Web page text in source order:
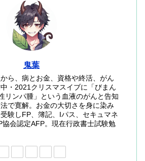
鬼葉
ら、病とお金、資格や終活、がん
・2021クリスマスイブに「びまん
リンパ腫」という血液のがんと告知
で寛解。お金の大切さを身に染み
験しFP、簿記、Iパス、セキュマネ
協会認定AFP。現在行政書士試験勉